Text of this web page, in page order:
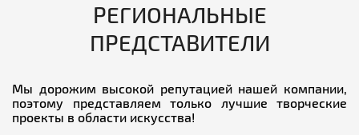
РЕГИОНАЛЬНЫЕ
ПРЕДСТАВИТЕЛИ
Мы дорожим высокой репутацией нашей компании,
поэтому представляем только лучшие творческие
проекты в области искусства!